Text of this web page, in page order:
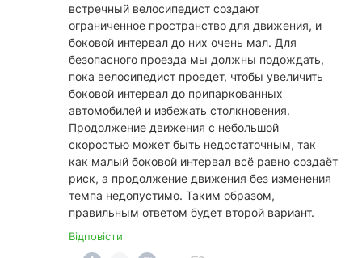
встречный велосипедист создают
ограниченное пространство для движения, и
боковой интервал до них очень мал. Для
безопасного проезда мы должны подождать,
пока велосипедист проедет, чтобы увеличить
боковой интервал до припаркованных
автомобилей и избежать столкновения.
Продолжение движения с небольшой
скоростью может быть недостаточным, так
как малый боковой интервал всё равно создаёт
риск, а продолжение движения без изменения
темпа недопустимо. Таким образом,
правильным ответом будет второй вариант.
Відповісти